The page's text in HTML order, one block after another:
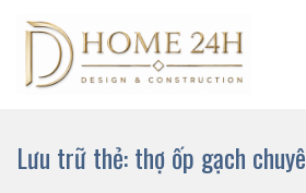
đến
Lưu trữ thẻ:thợ ốp gạch